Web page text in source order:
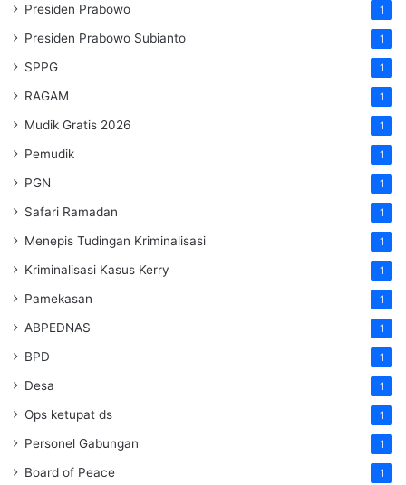
Presiden Prabowo 1
Presiden Prabowo Subianto 1
SPPG 1
RAGAM 1
Mudik Gratis 2026 1
Pemudik 1
PGN 1
Safari Ramadan 1
Menepis Tudingan Kriminalisasi 1
Kriminalisasi Kasus Kerry 1
Pamekasan 1
ABPEDNAS 1
BPD 1
Desa 1
Ops ketupat ds 1
Personel Gabungan 1
Board of Peace 1